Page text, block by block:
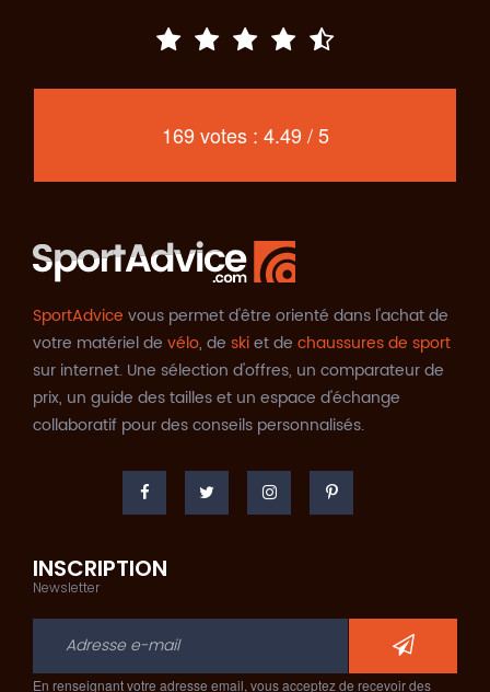
169 votes : 4.49 / 5
SportAdvice vous permet d'être orienté dans l'achat de
votre matériel de vélo, de skiet de chaussures de sport
sur internet. Une sélection d'offres, un comparateur de
prix, un guide des tailles et un espace d'échange
collaboratif pour des conseils personnalisés.
INSCRIPTION
Newsletter
En renseignant votre adresse email, vous acceptez de recevoir des